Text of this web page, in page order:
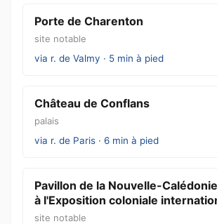
Porte de Charenton
site notable
via r. de Valmy · 5 min à pied
Château de Conflans
palais
via r. de Paris · 6 min à pied
Pavillon de la Nouvelle-
à l'Exposition coloniale
site notable